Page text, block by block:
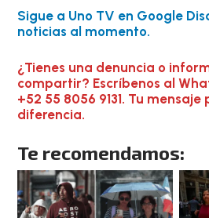
Sigue a Uno TV en Google
noticias al momento.
¿Tienes una denuncia o
compartir? Escríbenos al
+52 55 8056 9131. Tu
diferencia.
Te recomendamos: